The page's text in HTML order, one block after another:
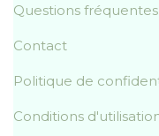
Questions fréquentes
Contact
Politique de
Conditions